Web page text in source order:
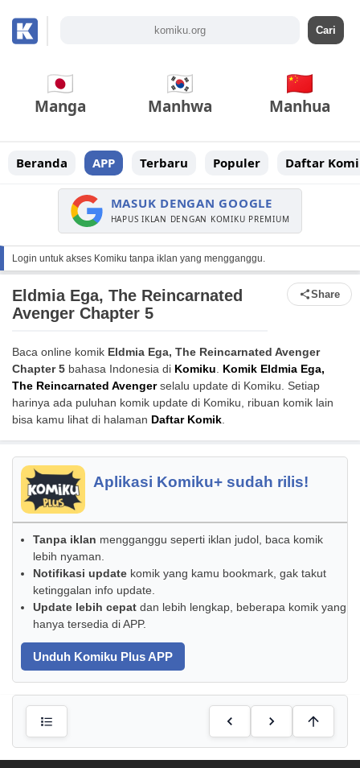
Manga Manhwa Manhua
Beranda APP Terbaru Populer Daftar
MASUK DENGAN GOOGLE
HAPUS IKLAN DENGAN KOMIKU PREMIUM
Login untuk akses Komiku tanpa iklan yang mengganggu.
Eldmia Ega, The Reincarnated
Avenger Chapter 5
Share
Baca online komik Eldmia Ega, The Reincarnated Avenger
Chapter 5 bahasa Indonesia di Komiku. Komik Eldmia Ega,
The Reincarnated Avengerselalu update di Komiku. Setiap
harinya ada puluhan komik update di Komiku, ribuan komik lain
bisa kamu lihat di halaman Daftar Komik.
Aplikasi Komiku+ sudah rilis!
Tanpa iklan mengganggu seperti iklan judol, baca komik
lebih nyaman.
Notifikasi update komik yang kamu bookmark, gak takut
ketinggalan info update.
Update lebih cepat dan lebih lengkap, beberapa komik yang
hanya tersedia di APP.
Unduh Komiku Plus APP